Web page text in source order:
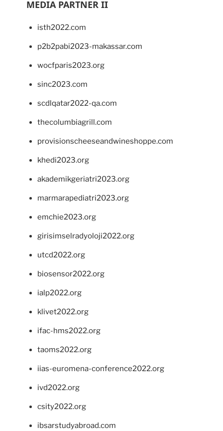
MEDIA PARTNER II
isth2022.com
p2b2pabi2023-makassar.com
wocfparis2023.org
sinc2023.com
scdlqatar2022-qa.com
thecolumbiagrill.com
provisionscheeseandwineshoppe.com
khedi2023.org
akademikgeriatri2023.org
marmarapediatri2023.org
emchie2023.org
girisimselradyoloji2022.org
utcd2022.org
biosensor2022.org
ialp2022.org
klivet2022.org
ifac-hms2022.org
taoms2022.org
iias-euromena-conference2022.org
ivd2022.org
csity2022.org
ibsarstudyabroad.com